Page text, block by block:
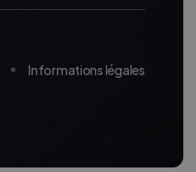
Informations légales